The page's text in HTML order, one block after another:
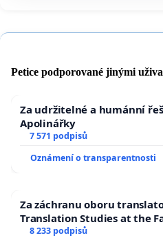
Petice podporované jinými
Za udržitelné a humánní
Apolinářky
7 571 podpisů
Oznámení o transparentnosti
Za záchranu oboru
Translation Studies at the
University
8 233 podpisů